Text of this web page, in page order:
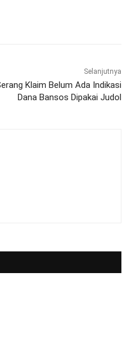
Selanjutnya
Klaim Belum Ada Indikasi
Dana Bansos Dipakai Judol